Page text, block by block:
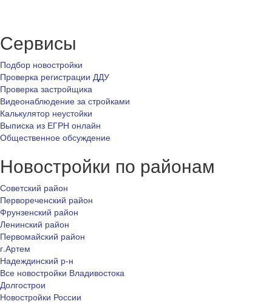
Сервисы
Подбор новостройки
Проверка регистрации ДДУ
Проверка застройщика
Видеонаблюдение за стройками
Калькулятор неустойки
Выписка из ЕГРН онлайн
Общественное обсуждение
Новостройки по районам
Советский район
Первореченский район
Фрунзенский район
Ленинский район
Первомайский район
г.Артем
Надеждинский р-н
Все новостройки Владивостока
Долгострои
Новостройки России